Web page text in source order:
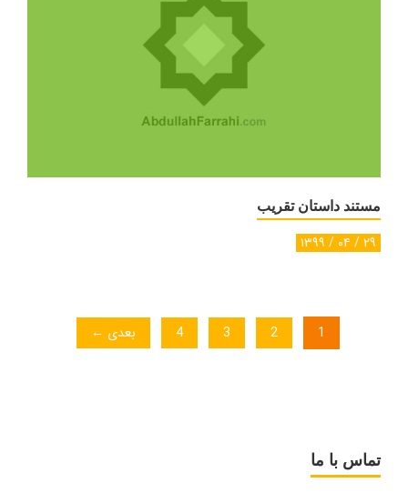
مستند داستان تقریب
۲۹ / ۰۴ / ۱۳۹۹
1
2
3
4 بعدی ←
تماس با ما